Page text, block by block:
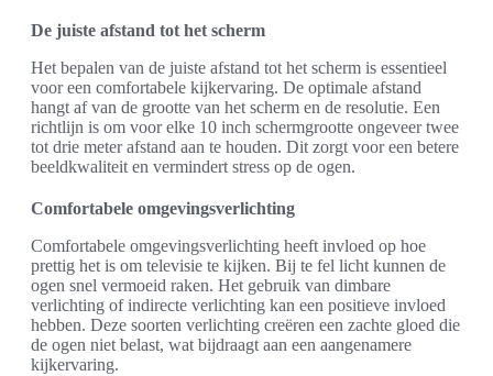
De juiste afstand tot het scherm
Het bepalen van de juiste afstand tot het scherm is essentieel
voor een comfortabele kijkervaring. De optimale afstand
hangt af van de grootte van het scherm en de resolutie. Een
richtlijn is om voor elke 10 inch schermgrootte ongeveer twee
tot drie meter afstand aan te houden. Dit zorgt voor een betere
beeldkwaliteit en vermindert stress op de ogen.
Comfortabele omgevingsverlichting
Comfortabele omgevingsverlichting heeft invloed op hoe
prettig het is om televisie te kijken. Bij te fel licht kunnen de
ogen snel vermoeid raken. Het gebruik van dimbare
verlichting of indirecte verlichting kan een positieve invloed
hebben. Deze soorten verlichting creëren een zachte gloed die
de ogen niet belast, wat bijdraagt aan een aangenamere
kijkervaring.